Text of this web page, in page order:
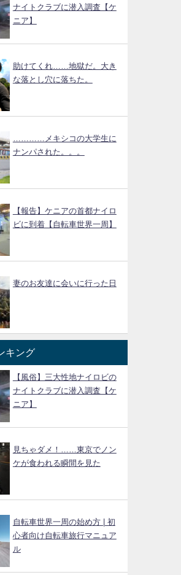
ナイトクラブに潜入調査【ケ
ニア】
助けてくれ……地獄だ。大き
な落とし穴に落ちた。
…………メキシコの大学生に
ナンパされた。。。
【報告】ケニアの首都ナイロ
ビに到着【自転車世界一周】
妻のお友達に会いに行った日
キング
【風俗】三大性地ナイロビの
ナイトクラブに潜入調査【ケ
ニア】
見ちゃダメ！……東京でノン
ケが食われる瞬間を見た
自転車世界一周の始め方 | 初
心者向け自転車旅行マニュア
ル